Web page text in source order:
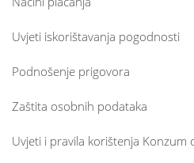
Uvjeti iskorištavanja pogodnosti
Podnošenje prigovora
Zaštita osobnih podataka
Uvjeti i pravila korištenja Konzum